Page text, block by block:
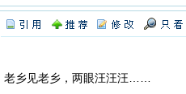
老乡见老乡，两眼汪汪汪……